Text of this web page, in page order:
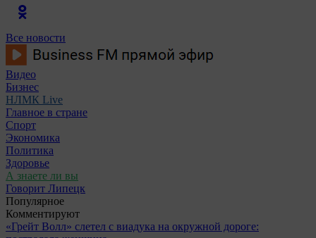
Все новости
Видео
Бизнес
НЛМК Live
Главное в стране
Спорт
Экономика
Политика
Здоровье
А знаете ли вы
Говорит Липецк
Популярное
Комментируют
«Грейт Волл» слетел с виадука на окружной дороге: